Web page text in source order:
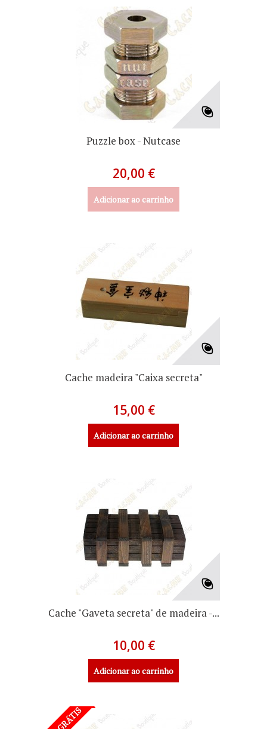
Puzzle box - Nutcase
20,00 €
Adicionar ao carrinho
Cache madeira "Caixa secreta"
15,00 €
Adicionar ao carrinho
Cache "Gaveta secreta" de madeira -...
10,00 €
Adicionar ao carrinho